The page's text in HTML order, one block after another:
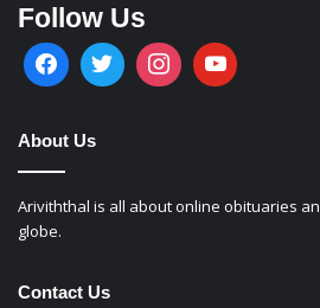
Follow Us
About Us
Ariviththal is all about online obituaries
globe.
Contact Us